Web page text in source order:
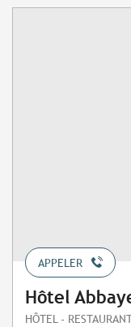
APPELER
Hôtel
HÔTEL -